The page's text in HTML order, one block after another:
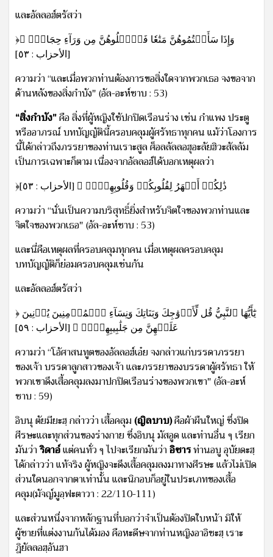
และอัลลอฮ์ตรัสว่า
﴿وَإِذَا سَأَلۡتُمُوهُنَّ مَتَٰعٗا فَسَۡٔلُوهُنَّ مِن وَرَآءِ حِجَابٖۚ ﴾
[الأحزاب : ٥٣]
ความว่า “และเมื่อพวกท่านต้องการขอสิ่งใดจากพวกเธอ จงขอจาก
ด้านหลังของสิ่งกำบัง" (อัล-อะห์ซาบ : 53)
“สิ่งกำบัง"คือ สิ่งที่ผู้หญิงใช้ปกปิดเรือนร่าง เช่น กำแพง ประตู
หรืออาภรณ์ บทบัญญัตินี้ครอบคลุมผู้ศรัทธาทุกคน แม้ว่าโองการ
นี้ได้กล่าวถึงภรรยาของท่านเราะสูล ศ็อลลัลลอฮุอะลัยฮิวะสัลลัม
เป็นการเฉพาะก็ตาม เนื่องจากอัลลอฮ์ได้บอกเหตุผลว่า
﴿ذَٰلِكُمۡ أَطۡهَرُ لِقُلُوبِكُمۡ وَقُلُوبِهِنَّۚ ﴾ [الأحزاب : ٥٣]
ความว่า “นั่นเป็นความบริสุทธิ์ยิ่งสำหรับจิตใจของพวกท่านและ
จิตใจของพวกเธอ" (อัล-อะห์ซาบ : 53)
และนี่คือเหตุผลที่ครอบคลุมทุกคน เมื่อเหตุผลครอบคลุม
บทบัญญัติก็ย่อมครอบคลุมเช่นกัน
และอัลลอฮ์ตรัสว่า
﴿ يَٰٓأَيُّهَا ٱلنَّبِيُّ قُل لِّأَزۡوَٰجِكَ وَبَنَاتِكَ وَنِسَآءِ ٱلۡمُؤۡمِنِينَ يُدۡنِينَ
عَلَيۡهِنَّ مِن جَلَٰبِيبِهِنَّۚ ﴾ [الأحزاب : ٥٩]
ความว่า “โอ้ศาสนทูตของอัลลอฮ์เอ๋ย จงกล่าวแก่บรรดาภรรยา
ของเจ้า บรรดาลูกสาวของเจ้า และภรรยาของบรรดาผู้ศรัทธา ให้
พวกเขาดึงเสื้อคลุมลงมาปกปิดเรือนร่างของพวกเขา" (อัล-อะห์
ซาบ : 59)
อิบนุ ตัยมียะฮฺ กล่าวว่า เสื้อคลุม(ญิลบาบ)คือผ้าผืนใหญ่ ซึ่งปิด
ศีรษะและทุกส่วนของร่างกาย ซึ่งอิบนุ มัสอูด และท่านอื่น ๆ เรียก
มันว่าริดาอ์แต่คนทั่ว ๆ ไปจะเรียกมันว่าอิซารท่านอบู อุบัยดะฮฺ
ได้กล่าวว่า แท้จริง ผู้หญิงจะดึงเสื้อคลุมลงมาทางศีรษะ แล้วไม่เปิด
ส่วนใดนอกจากตาเท่านั้น และนิกอบก็อยู่ในประเภทของเสื้อ
คลุม(มัจญ์มูอฺฟะตาวา : 22/110-111)
และส่วนหนึ่งจากหลักฐานที่บอกว่าจำเป็นต้องปิดใบหน้า มิให้
ผู้ชายที่แต่งงานกันได้มอง คือหะดีษจากท่านหญิงอาอิชะฮฺ เราะ
ฎิยัลลอฮฺอันฮา